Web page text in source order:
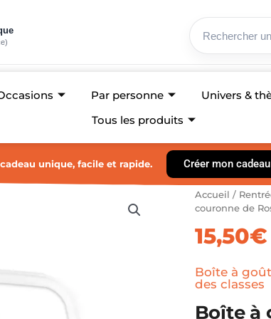
Par personne Univers &
Tous les produits
unique, facile et rapide. Créer mon
Accueil /
couronne de
15,50€
Boîte à
des classes
Boîte à
de
à
-
Petit
blanc